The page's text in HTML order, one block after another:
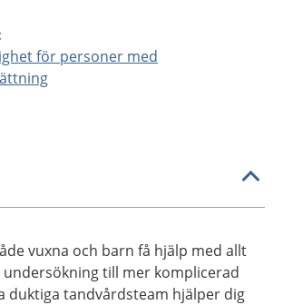
för personer med
vuxna och barn få hjälp med allt
undersökning till mer komplicerad
duktiga tandvårdsteam hjälper dig